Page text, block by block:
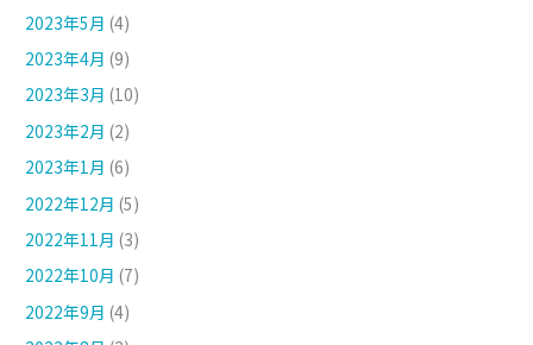
2023年5月 (4)
2023年4月 (9)
2023年3月 (10)
2023年2月 (2)
2023年1月 (6)
2022年12月 (5)
2022年11月 (3)
2022年10月 (7)
2022年9月 (4)